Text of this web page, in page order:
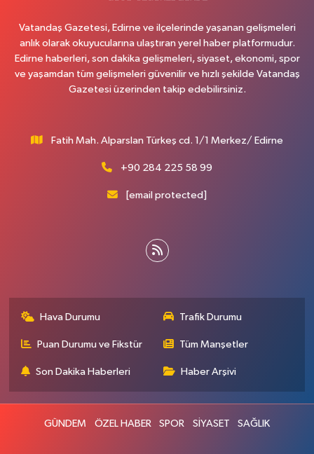
Vatandaş Gazetesi, Edirne ve ilçelerinde yaşanan gelişmeleri
anlık olarak okuyucularına ulaştıran yerel haber platformudur.
Edirne haberleri, son dakika gelişmeleri, siyaset, ekonomi, spor
ve yaşamdan tüm gelişmeleri güvenilir ve hızlı şekilde Vatandaş
Gazetesi üzerinden takip edebilirsiniz.
Fatih Mah. Alparslan Türkeş cd. 1/1 Merkez/ Edirne
+90 284 225 58 99
[email protected]
Hava Durumu Trafik Durumu
Puan Durumu ve Fikstür Tüm Manşetler
Son Dakika Haberleri Haber Arşivi
GÜNDEM ÖZEL HABER SPOR SİYASET SAĞLIK